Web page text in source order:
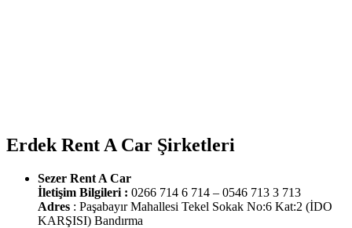
Erdek Rent A Car Şirketleri
Sezer Rent A Car
İletişim Bilgileri : 0266 714 6 714 – 0546 713 3 713
Adres : Paşabayır Mahallesi Tekel Sokak No:6 Kat:2 (İDO
KARŞISI) Bandırma